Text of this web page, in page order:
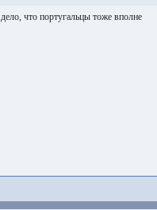
что португальцы тоже вполне